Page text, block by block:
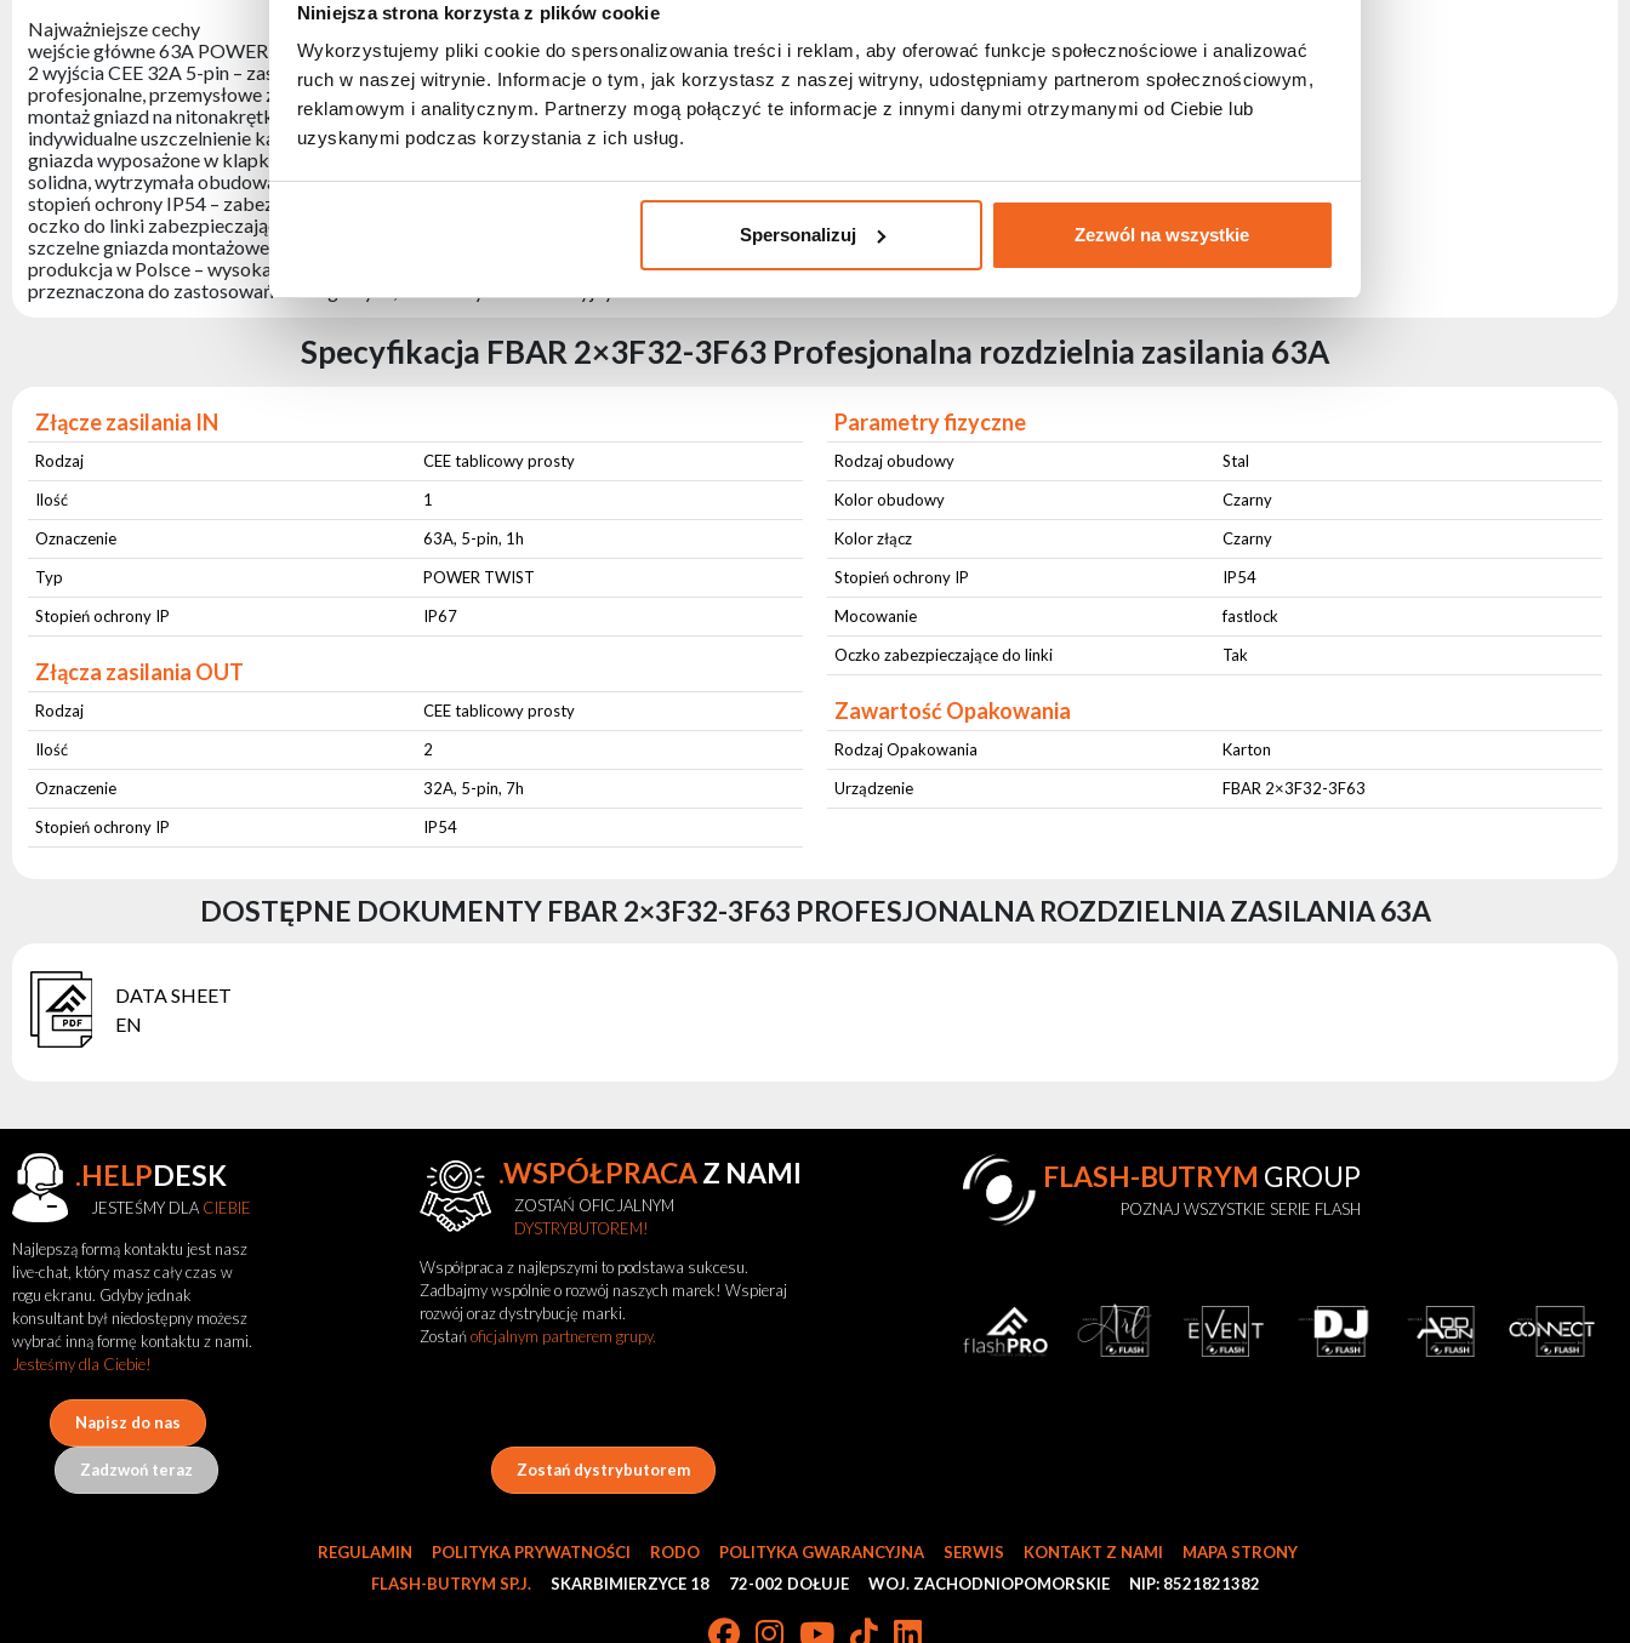
Niniejsza strona korzysta z plików cookie
Wykorzystujemy pliki cookie do spersonalizowania treści i reklam, aby oferować funkcje społecznościowe i analizować
ruch w naszej witrynie. Informacje o tym, jak korzystasz z naszej witryny, udostępniamy partnerom społecznościowym,
reklamowym i analitycznym. Partnerzy mogą połączyć te informacje z innymi danymi otrzymanymi od Ciebie lub
uzyskanymi podczas korzystania z ich usług.
Spersonalizuj Zezwól na wszystkie
Zobacz
także
Aktualności
Portfolio
Najważniejsze cechy
wejście główne 63A POWER TWIST – stabilne i bezpieczne połączenie zasilania
2 wyjścia CEE 32A 5-pin – zasilanie urządzeń scenicznych i systemów technicznych
profesjonalne, przemysłowe złącza PCE – wysoka trwałość i niezawodność w wymagających warunkach scenicznych i touringowych
montaż gniazd na nitonakrętkach – trwałe i serwisowalne mocowanie, umożliwiające wymianę gniazd bez naruszania szczelności obudowy
indywidualne uszczelnienie każdego złącza – skuteczna ochrona przed wilgocią i pyłem
gniazda wyposażone w klapki ochronne – dodatkowe zabezpieczenie przed kurzem, zabrudzeniami i uszkodzeniami mechanicznymi
solidna, wytrzymała obudowa metalowa – wysoka odporność na uszkodzenia w transporcie i intensywne użytkowanie
stopień ochrony IP54 – zabezpieczenie przed pyłem i bryzgami wody
oczko do linki zabezpieczającej – dodatkowe bezpieczeństwo montażu i użytkowania
szczelne gniazda montażowe FastLock – kompatybilność z uchwytami omega i bezpieczny montaż na kratownicy
produkcja w Polsce – wysoka jakość wykonania, pełna kontrola produkcji i niezawodność
przeznaczona do zastosowań touringowych, rentalowych i instalacyjnych
Specyfikacja FBAR 2×3F32-3F63 Profesjonalna rozdzielnia zasilania 63A
Złącze zasilania IN
Rodzaj
CEE tablicowy prosty
Ilość
1
Oznaczenie
63A, 5-pin, 1h
Typ
POWER TWIST
Stopień ochrony IP
IP67
Złącza zasilania OUT
Rodzaj
CEE tablicowy prosty
Ilość
2
Oznaczenie
32A, 5-pin, 7h
Stopień ochrony IP
IP54
Parametry fizyczne
Rodzaj obudowy
Stal
Kolor obudowy
Czarny
Kolor złącz
Czarny
Stopień ochrony IP
IP54
Mocowanie
fastlock
Oczko zabezpieczające do linki
Tak
Zawartość Opakowania
Rodzaj Opakowania
Karton
Urządzenie
FBAR 2×3F32-3F63
DOSTĘPNE DOKUMENTY FBAR 2×3F32-3F63 PROFESJONALNA ROZDZIELNIA ZASILANIA 63A
DATA SHEET
EN
.HELPDESK
JESTEŚMY DLA CIEBIE
Najlepszą formą kontaktu jest nasz
live-chat, który masz cały czas w
rogu ekranu. Gdyby jednak
konsultant był niedostępny możesz
wybrać inną formę kontaktu z nami.
Jesteśmy dla Ciebie!
Napisz do nas
Zadzwoń teraz
.WSPÓŁPRACAZ NAMI
ZOSTAŃ OFICJALNYM
DYSTRYBUTOREM!
Współpraca z najlepszymi to podstawa sukcesu.
Zadbajmy wspólnie o rozwój naszych marek! Wspieraj
rozwój oraz dystrybucję marki.
Zostańoficjalnym partnerem grupy.
Zostań dystrybutorem
FLASH-BUTRYM GROUP
POZNAJ WSZYSTKIE SERIE FLASH
REGULAMIN POLITYKA PRYWATNOŚCI RODO POLITYKA GWARANCYJNA SERWIS KONTAKT Z NAMI
MAPA STRONY
FLASH-BUTRYM SP.J.
SKARBIMIERZYCE 18 72-002 DOŁUJE WOJ. ZACHODNIOPOMORSKIE NIP: 8521821382